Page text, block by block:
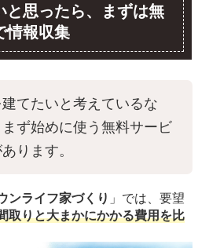
と思ったら、まずは無
情報収集
てたいと考えているな
まず始めに使う無料サービ
ります。
ンライフ家づくり 」では、要望
取りと大まかにかかる費用を比